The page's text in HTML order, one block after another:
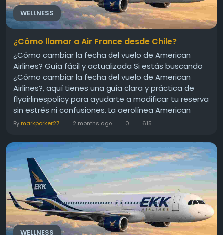
WELLNESS
¿Cómo llamar a Air France desde Chile?
¿Cómo cambiar la fecha del vuelo de American
Airlines? Guía fácil y actualizada Si estás buscando
¿Cómo cambiar la fecha del vuelo de American
Airlines?, aquí tienes una guía clara y práctica de
flyairlinespolicy para ayudarte a modificar tu reserva
sin estrés ni confusiones. La aerolínea American
Airlines ofrece varias opciones para reprogramar
By markporker27 2 months ago 0 615
WELLNESS